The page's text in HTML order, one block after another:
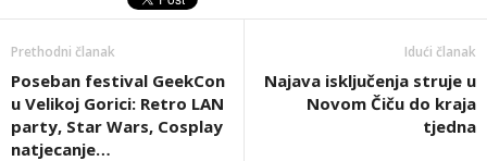
Prethodni članak
Poseban festival GeekCon
u Velikoj Gorici: Retro LAN
party, Star Wars, Cosplay
natjecanje…
Idući članak
Najava isključenja struje u
Novom Čiču do kraja
tjedna